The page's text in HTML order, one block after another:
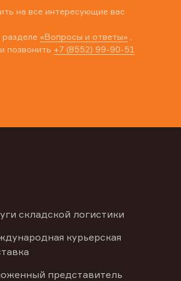
на все интересующие вас
«Вопросы и ответы»
позвонить +7 (8552) 99-90-51
складской логистики
курьерская
представитель